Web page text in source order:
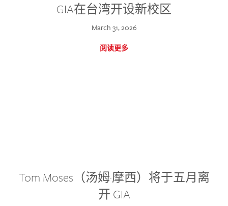
GIA在台湾开设新校区
March 31, 2026
阅读更多
Tom Moses（汤姆·摩西）将于五月离
开 GIA